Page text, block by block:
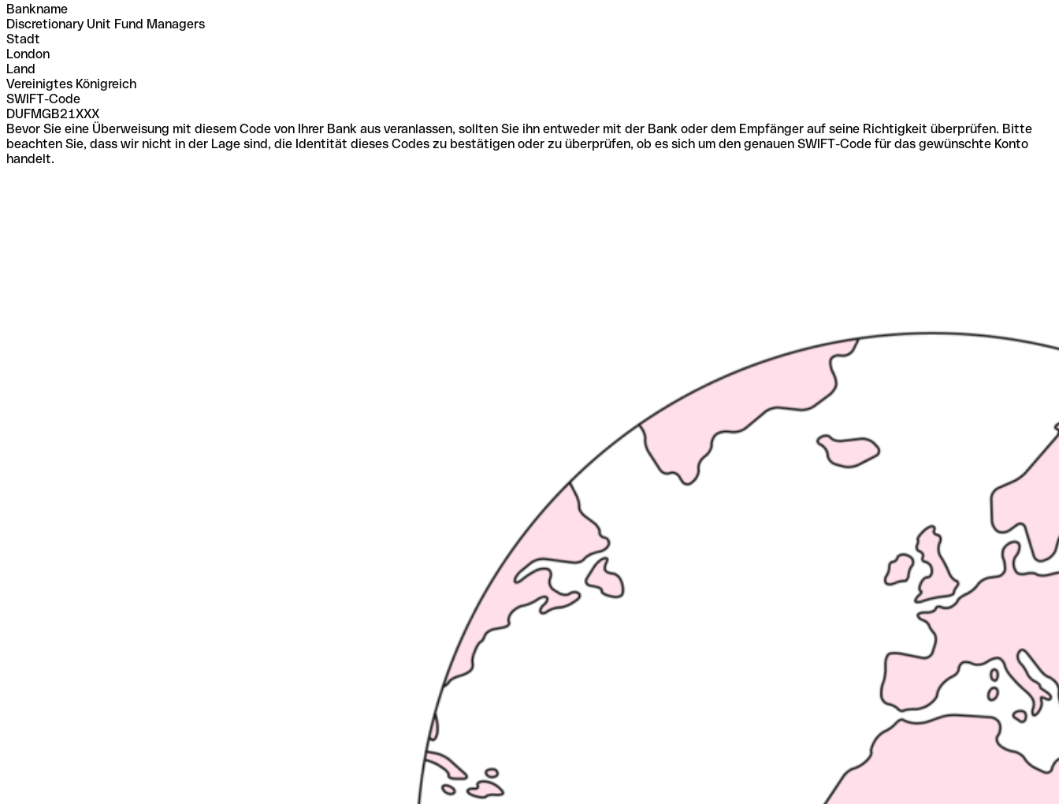
Bankname
Discretionary Unit Fund Managers
Stadt
London
Land
Vereinigtes Königreich
SWIFT-Code
DUFMGB21XXX
Bevor Sie eine Überweisung mit diesem Code von Ihrer Bank aus veranlassen, sollten Sie ihn entweder mit der Bank oder dem Empfänger auf seine Richtigkeit überprüfen. Bitte
beachten Sie, dass wir nicht in der Lage sind, die Identität dieses Codes zu bestätigen oder zu überprüfen, ob es sich um den genauen SWIFT-Code für das gewünschte Konto
handelt.